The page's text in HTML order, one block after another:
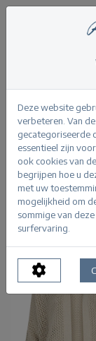
Deze website
verbeteren. Van
gecategoriseerde
essentieel zijn
ook cookies van
begrijpen hoe u
met uw
mogelijkheid om
sommige van
surfervaring.